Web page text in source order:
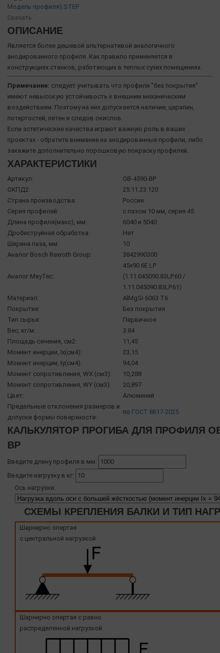
Модель профиля).STEP
Скачать
ОПИСАНИЕ
Является более дешевой альтернативой аналогичного
анодированного профиля. Как правило применяется в
конструкциях станков, работающих в теплых сухих помещениях.
Примечание: следует учитывать что профили "без покрытия"
имеют невысокую устойчивость к внешним механическим
воздействиям. Поэтому на них допускается наличие, царапин,
потертостей, пятен и следов окислов.
Если эстетические качества играют важную роль в ваших
проектах - обратите внимание на анодированные профили, либо
закажите дополнительно порошковую покраску профилей.
ХАРАКТЕРИСТИКИ
Артикул:
OB-4590-BP
ОКПД2:
25.11.23.120
Страна производства:
Россия
Серия профилей:
с пазом 10 мм, серия 45
Длина профиля(макс), мм:
6040 и 5040
Дробеструйная обработка:
Нет
Ширина паза, мм:
10
Аналог Bosch Rexroth Group:
3842990300
Аналог MayTec:
45х90 6E LP
(1.11.045090.83LP.60 /
1.11.045090.83LP.61)
Материал:
AlMgSi 6063 Т6
Покрытие:
Без покрытия
Тип сырья:
Первичное
Вес, кг/м:
3.84
Площадь сечения, см2:
11,45
Момент инерции, Ix(см4):
23,15
Момент инерции, Iy(см4):
94,04
Момент сопротивления, WX (см3):
10,288
Момент сопротивления, WY (см3):
20,897
Цвет:
Алюминий
Предельные отклонения размеров и
допуски формы поверхности:
по ГОСТ 8617-2025
КАЛЬКУЛЯТОР ПРОГИБА ДЛЯ ПРОФИЛЯ
BP
Введите длину профиля в мм:
Введите нагрузку в кг:
Ось нагрузки:
СХЕМЫ КРЕПЛЕНИЯ БАЛКИ И ТИП
Шарнирно опертая
с центральной нагрузкой
Шарнирно опертая с равно
распределенной нагрузкой